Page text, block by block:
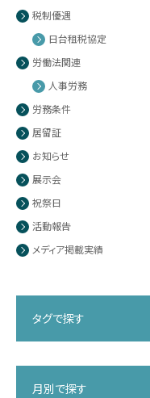
税制優遇
日台租税協定
労働法関連
人事労務
労務条件
居留証
お知らせ
展示会
祝祭日
活動報告
メディア掲載実績
タグで探す
月別で探す